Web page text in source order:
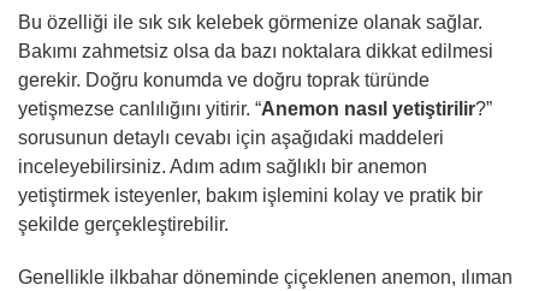
Bu özelliği ile sık sık kelebek görmenize olanak sağlar.
Bakımı zahmetsiz olsa da bazı noktalara dikkat edilmesi
gerekir. Doğru konumda ve doğru toprak türünde
yetişmezse canlılığını yitirir. “Anemon nasıl yetiştirilir?”
sorusunun detaylı cevabı için aşağıdaki maddeleri
inceleyebilirsiniz. Adım adım sağlıklı bir anemon
yetiştirmek isteyenler, bakım işlemini kolay ve pratik bir
şekilde gerçekleştirebilir.
Genellikle ilkbahar döneminde çiçeklenen anemon, ılıman